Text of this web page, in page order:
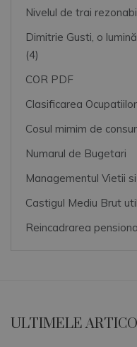
Nivelul de trai
Dimitrie Gusti, o
(4)
COR PDF
Clasificarea
Cosul mimim de
Numarul de Bugetari
Managementul Vietii
Castigul Mediu Brut
Reincadrarea
ULTIMELE